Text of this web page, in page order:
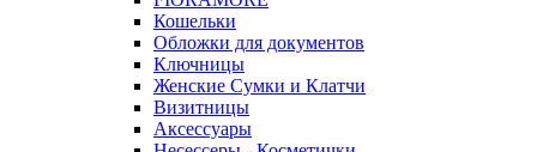
Кошельки
Обложки для документов
Ключницы
Женские Сумки и Клатчи
Визитницы
Аксессуары